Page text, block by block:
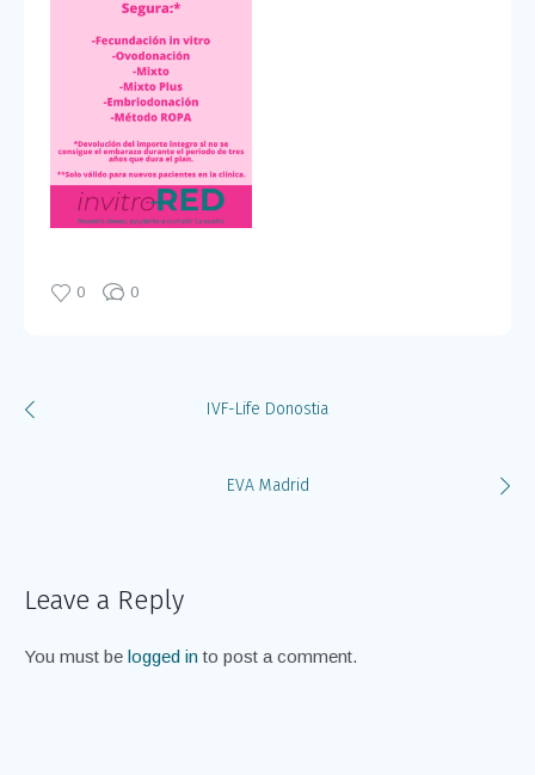
0 0
IVF-Life Donostia
EVA Madrid
Leave a Reply
You must be logged in to post a comment.